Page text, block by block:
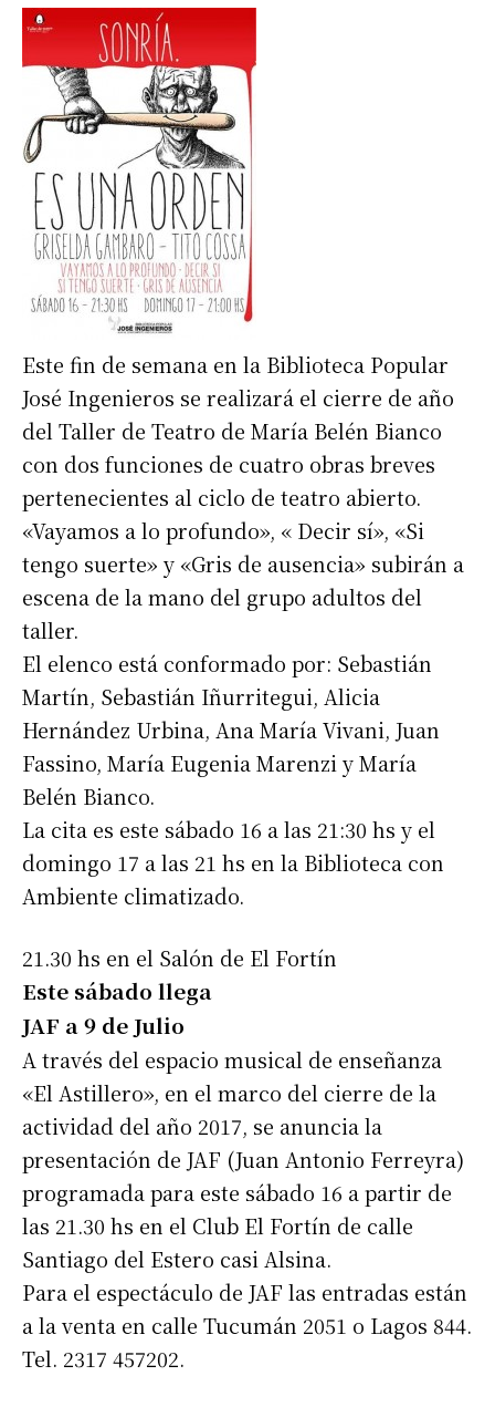
Este fin de semana en la Biblioteca Popular
José Ingenieros se realizará el cierre de año
del Taller de Teatro de María Belén Bianco
con dos funciones de cuatro obras breves
pertenecientes al ciclo de teatro abierto.
«Vayamos a lo profundo», « Decir sí», «Si
tengo suerte» y «Gris de ausencia» subirán a
escena de la mano del grupo adultos del
taller.
El elenco está conformado por: Sebastián
Martín, Sebastián Iñurritegui, Alicia
Hernández Urbina, Ana María Vivani, Juan
Fassino, María Eugenia Marenzi y María
Belén Bianco.
La cita es este sábado 16 a las 21:30 hs y el
domingo 17 a las 21 hs en la Biblioteca con
Ambiente climatizado.
21.30 hs en el Salón de El Fortín
Este sábado llega
JAF a 9 de Julio
A través del espacio musical de enseñanza
«El Astillero», en el marco del cierre de la
actividad del año 2017, se anuncia la
presentación de JAF (Juan Antonio Ferreyra)
programada para este sábado 16 a partir de
las 21.30 hs en el Club El Fortín de calle
Santiago del Estero casi Alsina.
Para el espectáculo de JAF las entradas están
a la venta en calle Tucumán 2051 o Lagos 844.
Tel. 2317 457202.